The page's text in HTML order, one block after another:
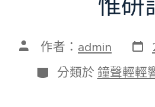
惟研
文 作者： admin 發
表
日
期
分
類
分類於 鐘聲輕輕